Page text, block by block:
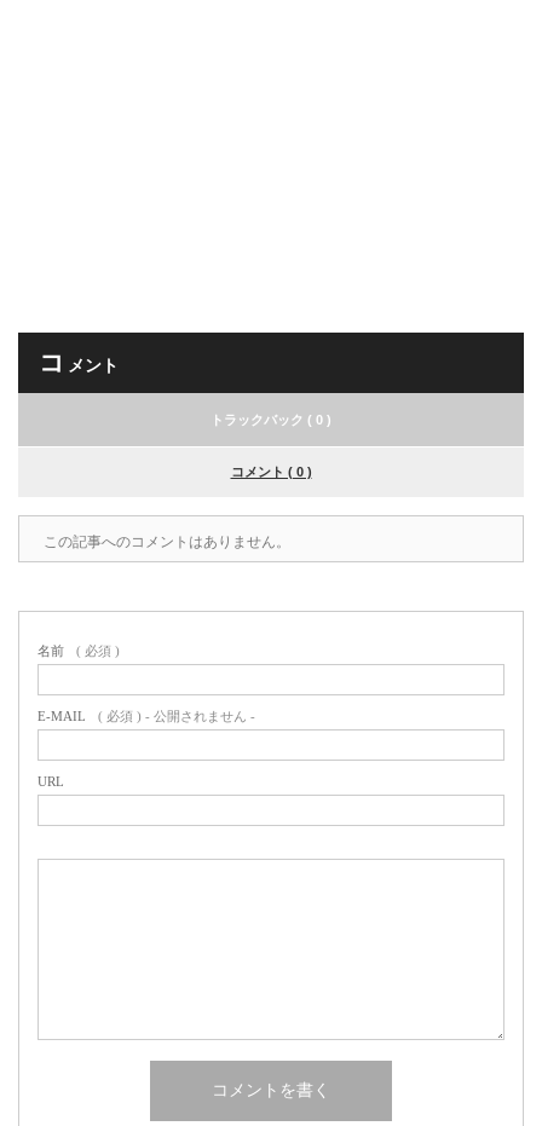
コ メント
トラックバック ( 0 )
コメント ( 0 )
この記事へのコメントはありません。
名前 ( 必須 )
E-MAIL ( 必須 ) - 公開されません -
URL